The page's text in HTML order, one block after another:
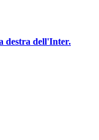
destra dell'Inter.